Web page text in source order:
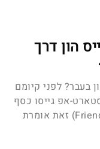
הון דרך
בעבר? לפני קיומם
אפ גייסו כסף